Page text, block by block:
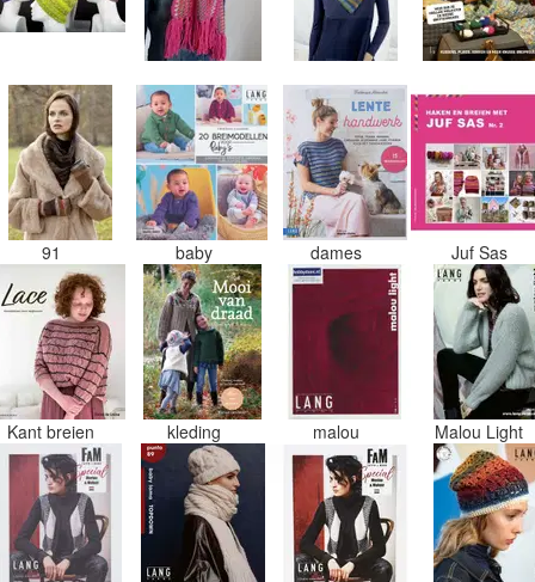
91 baby dames Juf Sas
Kant breien kleding malou Malou Light